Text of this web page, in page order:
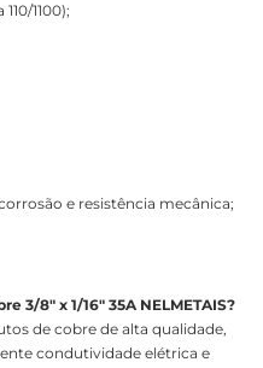
1100);
e resistência mecânica;
3/8" x 1/16" 35A NELMETAIS?
de cobre de alta qualidade,
condutividade elétrica e